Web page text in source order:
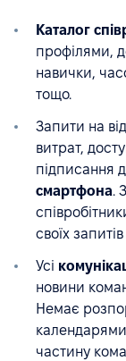
Каталог
профілями,
навички,
тощо.
Запити на
витрат,
підписання
смартфона.
своїх
Усі
новини
Немає
частину